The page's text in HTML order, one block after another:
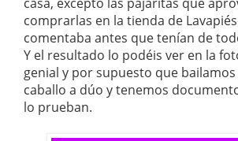
comprarlas en la tienda de
comentaba antes que tenían de
Y el resultado lo podéis ver en la
genial y por supuesto que bailamos
caballo a dúo y tenemos
lo prueban.